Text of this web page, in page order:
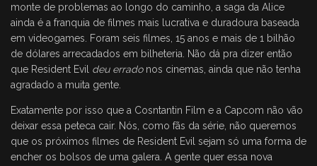
monte de problemas ao longo do caminho, a saga da Alice
ainda é a franquia de filmes mais lucrativa e duradoura baseada
em videogames. Foram seis filmes, 15 anos e mais de 1 bilhão
de dólares arrecadados em bilheteria. Não dá pra dizer então
que Resident Evil deu erradonos cinemas, ainda que não tenha
agradado a muita gente.
Exatamente por isso que a Cosntantin Film e a Capcom não vão
deixar essa peteca cair. Nós, como fãs da série, não queremos
que os próximos filmes de Resident Evil sejam só uma forma de
encher os bolsos de uma galera. A gente quer essa nova